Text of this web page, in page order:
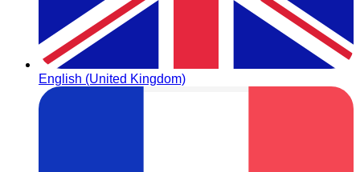
English (United Kingdom)